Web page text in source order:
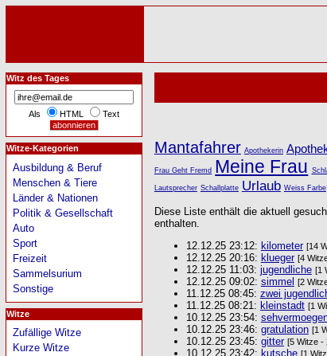
Mantafahrer Apothekerin
Frau Geht Fremd Meine Frau
Lautsprecher Schallplatte Urlaub Weiss Farbe
Diese Liste enthält die aktuell
enthalten.
12.12.25 23:12: kilometer [14
12.12.25 20:16: klueger [4
12.12.25 11:03: jugendliche [1
12.12.25 09:02: simmel [2
11.12.25 08:45: zwei
11.12.25 08:21: kleinstadt [1
10.12.25 23:54:
10.12.25 23:46: gratulation [1
10.12.25 23:45: gitter [5 Witze -
10.12.25 23:42: kutsche [1
Witz des Tages
Als HTML Text
Witze-Kategorien
Ausbildung & Beruf
Menschen & Tiere
Länder & Nationen
Politik & Gesellschaft
Auto
Sport
Freizeit
Sammelsurium
Sonstige
Witze
Zufällige Witze
Kurze Witze